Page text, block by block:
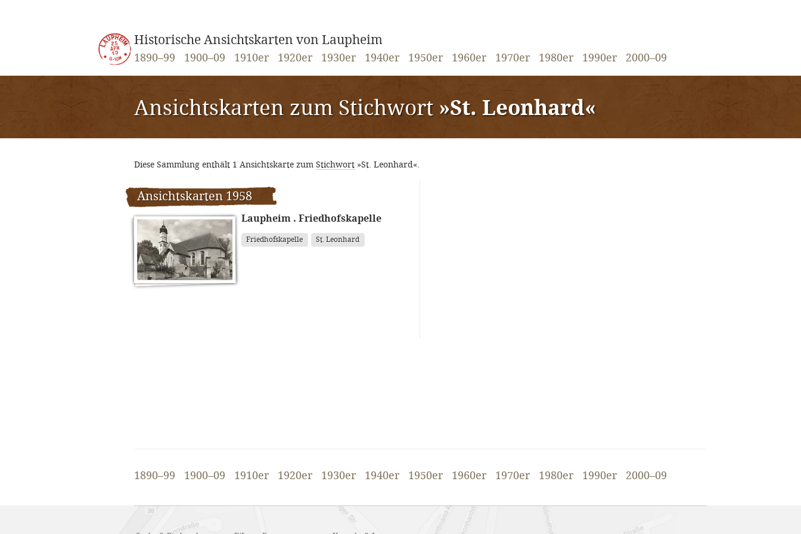
Historische Ansichtskarten von Laupheim
1890–99 1900–09 1910er 1920er 1930er 1940er 1950er 1960er 1970er 1980er 1990er 2000–09
Ansichtskarten zum Stichwort »St. Leonhard«
Diese Sammlung enthält 1 Ansichtskarte zum Stichwort»St. Leonhard«.
Ansichtskarten 1958
Laupheim . Friedhofskapelle
Friedhofskapelle St. Leonhard
1890–99 1900–09 1910er 1920er 1930er 1940er 1950er 1960er 1970er 1980er 1990er 2000–09